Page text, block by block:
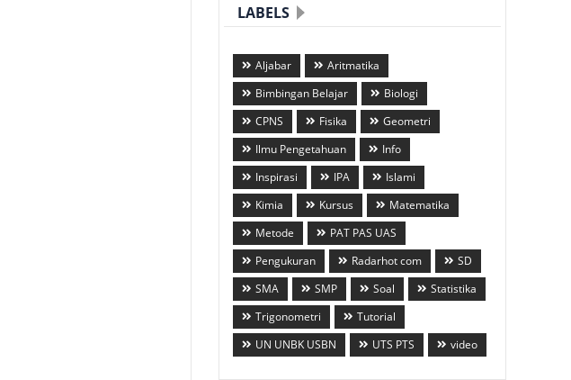
LABELS
Aljabar
Aritmatika
Bimbingan Belajar
Biologi
CPNS
Fisika
Geometri
Ilmu Pengetahuan
Info
Inspirasi
IPA
Islami
Kimia
Kursus
Matematika
Metode
PAT PAS UAS
Pengukuran
Radarhot com
SD
SMA
SMP Soal
Statistika
Trigonometri
Tutorial
UN UNBK USBN
UTS PTS video